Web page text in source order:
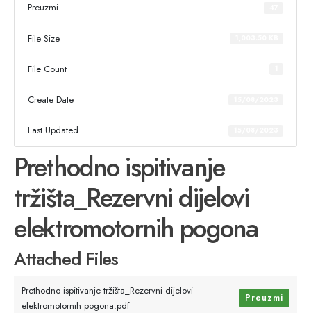
Preuzmi
File Size
File Count
Create Date
Last Updated
Prethodno ispitivanje
tržišta_Rezervni dijelovi
elektromotornih pogona
Attached Files
Prethodno ispitivanje tržišta_Rezervni dijelovi
elektromotornih pogona.pdf
Preuzmi